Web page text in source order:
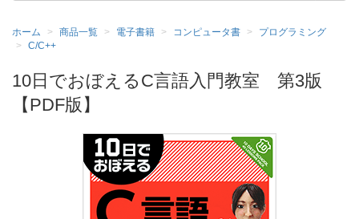
ホーム 商品一覧 電子書籍 コンピュータ書
プログラミング
C/C++
10日でおぼえるC言語入門教室 第3版
【PDF版】